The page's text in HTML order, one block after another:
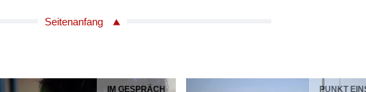
Voyager (computergesteuertes, virtuelles
Seitenanfang
IM GESPRÄCH PUNKT